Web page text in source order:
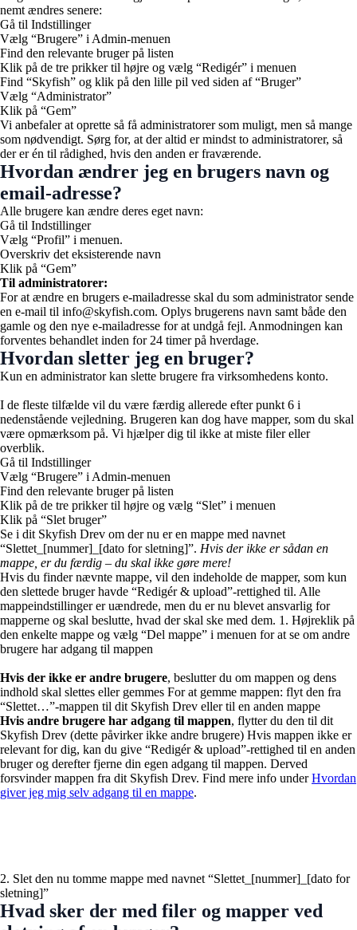
nemt ændres senere:
Gå til Indstillinger
Vælg “Brugere” i Admin-menuen
Find den relevante bruger på listen
Klik på de tre prikker til højre og vælg “Redigér” i menuen
Find “Skyfish” og klik på den lille pil ved siden af “Bruger”
Vælg “Administrator”
Klik på “Gem”
Vi anbefaler at oprette så få administratorer som muligt, men så mange
som nødvendigt. Sørg for, at der altid er mindst to administratorer, så
der er én til rådighed, hvis den anden er fraværende.
Hvordan ændrer jeg en brugers navn og
email-adresse?
Alle brugere kan ændre deres eget navn:
Gå til Indstillinger
Vælg “Profil” i menuen.
Overskriv det eksisterende navn
Klik på “Gem”
Til administratorer:
For at ændre en brugers e-mailadresse skal du som administrator sende
en e-mail til info@skyfish.com. Oplys brugerens navn samt både den
gamle og den nye e-mailadresse for at undgå fejl. Anmodningen kan
forventes behandlet inden for 24 timer på hverdage.
Hvordan sletter jeg en bruger?
Kun en administrator kan slette brugere fra virksomhedens konto.
I de fleste tilfælde vil du være færdig allerede efter punkt 6 i
nedenstående vejledning. Brugeren kan dog have mapper, som du skal
være opmærksom på. Vi hjælper dig til ikke at miste filer eller
overblik.
Gå til Indstillinger
Vælg “Brugere” i Admin-menuen
Find den relevante bruger på listen
Klik på de tre prikker til højre og vælg “Slet” i menuen
Klik på “Slet bruger”
Se i dit Skyfish Drev om der nu er en mappe med navnet
“Slettet_[nummer]_[dato for sletning]”. Hvis der ikke er sådan en
mappe, er du færdig – du skal ikke gøre mere!
Hvis du finder nævnte mappe, vil den indeholde de mapper, som kun
den slettede bruger havde “Redigér & upload”-rettighed til. Alle
mappeindstillinger er uændrede, men du er nu blevet ansvarlig for
mapperne og skal beslutte, hvad der skal ske med dem. 1. Højreklik på
den enkelte mappe og vælg “Del mappe” i menuen for at se om andre
brugere har adgang til mappen
Hvis der ikke er andre brugere, beslutter du om mappen og dens
indhold skal slettes eller gemmes For at gemme mappen: flyt den fra
“Slettet…”-mappen til dit Skyfish Drev eller til en anden mappe
Hvis andre brugere har adgang til mappen, flytter du den til dit
Skyfish Drev (dette påvirker ikke andre brugere) Hvis mappen ikke er
relevant for dig, kan du give “Redigér & upload”-rettighed til en anden
bruger og derefter fjerne din egen adgang til mappen. Derved
forsvinder mappen fra dit Skyfish Drev. Find mere info underHvordan
giver jeg mig selv adgang til en mappe.
2. Slet den nu tomme mappe med navnet “Slettet_[nummer]_[dato for
sletning]”
Hvad sker der med filer og mapper ved